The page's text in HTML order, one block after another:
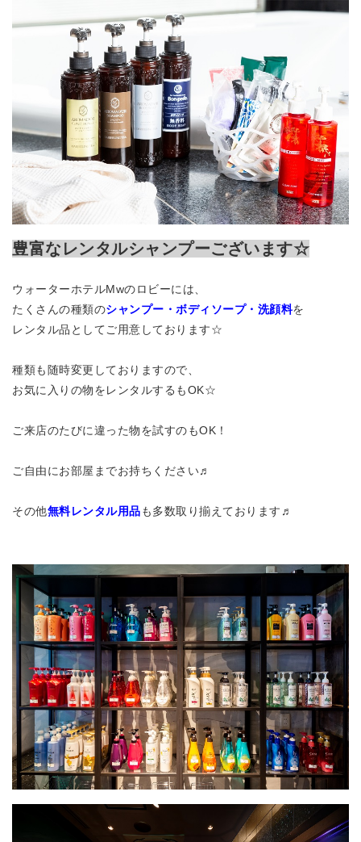
豊富なレンタルシャンプーございます☆
ウォーターホテルMwのロビーには、
たくさんの種類のシャンプー・ボディソープ・洗顔料を
レンタル品としてご用意しております☆
種類も随時変更しておりますので、
お気に入りの物をレンタルするもOK☆
ご来店のたびに違った物を試すのもOK！
ご自由にお部屋までお持ちください♬
その他無料レンタル用品も多数取り揃えております♬